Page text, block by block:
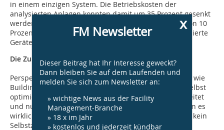
in einem einzigen System. Die Betriebskosten der
analysierten Anlagen konnten damit um 35 Prozent gesenkt
werden, mit Potenzial für zusätzliche Einsparungen von 10
Prozent durch frühzeitige Fehlererkennung und optimierte
Gerätenutzung.
Die Zukunft im Blick
Perspektivisch ermöglichen cloudbasierte Plattformen wie
Building X autonome Gebäude: ein System, das sich selbst
optimiert, Fehler frühzeitig erkennt, Maßnahmen einleitet
und nur dann menschliches Eingreifen erfordert, wenn es
wirklich notwendig ist. Künstliche Intelligenz ist dabei kein
Selbstzweck, sondern ein Werkzeug, um Gebäude
x
FM Newsletter
Dieser Beitrag hat Ihr Interesse geweckt?
Dann bleiben Sie auf dem Laufenden und
melden Sie sich zum Newsletter an:
» wichtige News aus der Facility
Management-Branche
» 18 x im Jahr
» kostenlos und jederzeit kündbar